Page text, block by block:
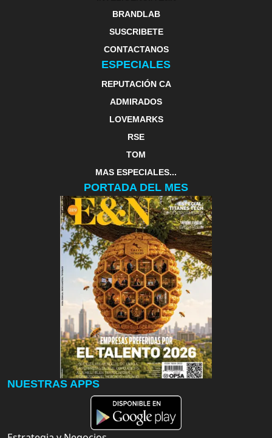
BRANDLAB
SUSCRIBETE
CONTACTANOS
ESPECIALES
REPUTACIÓN CA
ADMIRADOS
LOVEMARKS
RSE
TOM
MAS ESPECIALES...
PORTADA DEL MES
NUESTRAS APPS